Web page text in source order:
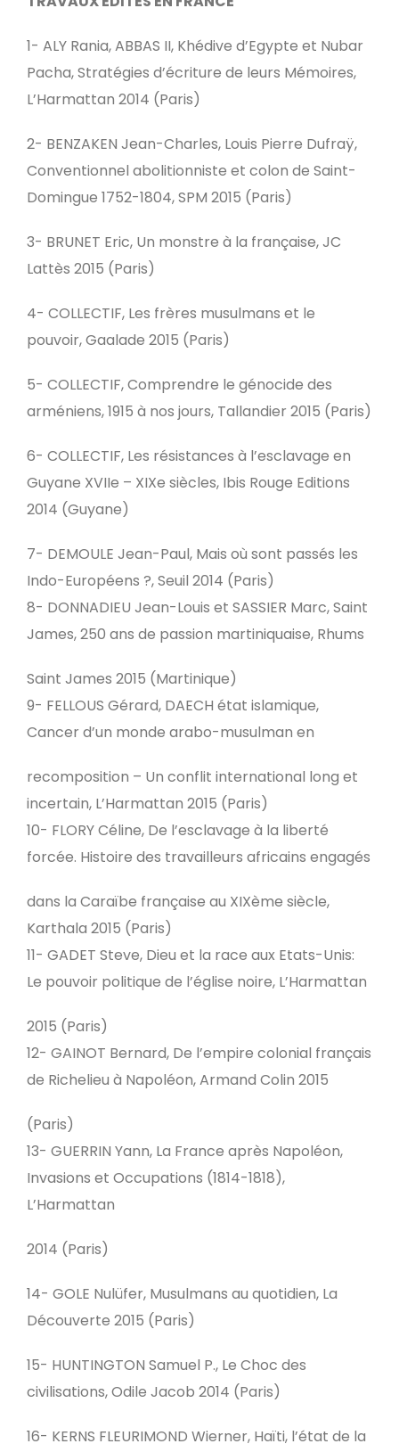
1- ALY Rania, ABBAS II, Khédive d’Egypte et Nubar
Pacha, Stratégies d’écriture de leurs Mémoires,
L’Harmattan 2014 (Paris)
2- BENZAKEN Jean-Charles, Louis Pierre Dufraÿ,
Conventionnel abolitionniste et colon de Saint-
Domingue 1752-1804, SPM 2015 (Paris)
3- BRUNET Eric, Un monstre à la française, JC
Lattès 2015 (Paris)
4- COLLECTIF, Les frères musulmans et le
pouvoir, Gaalade 2015 (Paris)
5- COLLECTIF, Comprendre le génocide des
arméniens, 1915 à nos jours, Tallandier 2015 (Paris)
6- COLLECTIF, Les résistances à l’esclavage en
Guyane XVIIe – XIXe siècles, Ibis Rouge Editions
2014 (Guyane)
7- DEMOULE Jean-Paul, Mais où sont passés les
Indo-Européens ?, Seuil 2014 (Paris)
8- DONNADIEU Jean-Louis et SASSIER Marc, Saint
James, 250 ans de passion martiniquaise, Rhums
Saint James 2015 (Martinique)
9- FELLOUS Gérard, DAECH état islamique,
Cancer d’un monde arabo-musulman en
recomposition – Un conflit international long et
incertain, L’Harmattan 2015 (Paris)
10- FLORY Céline, De l’esclavage à la liberté
forcée. Histoire des travailleurs africains engagés
dans la Caraïbe française au XIXème siècle,
Karthala 2015 (Paris)
11- GADET Steve, Dieu et la race aux Etats-Unis:
Le pouvoir politique de l’église noire, L’Harmattan
2015 (Paris)
12- GAINOT Bernard, De l’empire colonial français
de Richelieu à Napoléon, Armand Colin 2015
(Paris)
13- GUERRIN Yann, La France après Napoléon,
Invasions et Occupations (1814-1818),
L’Harmattan
2014 (Paris)
14- GOLE Nulüfer, Musulmans au quotidien, La
Découverte 2015 (Paris)
15- HUNTINGTON Samuel P., Le Choc des
civilisations, Odile Jacob 2014 (Paris)
16- KERNS FLEURIMOND Wierner, Haïti, l’état de la